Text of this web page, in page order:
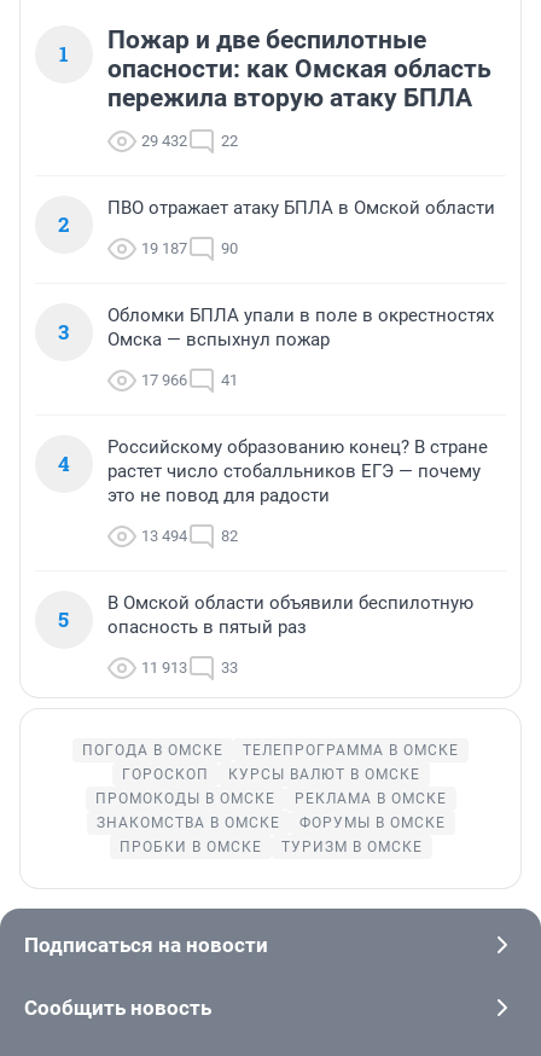
1
Пожар и две беспилотные
опасности: как Омская область
пережила вторую атаку БПЛА
29 432 22
2
ПВО отражает атаку БПЛА в Омской области
19 187 90
3
Обломки БПЛА упали в поле в окрестностях
Омска — вспыхнул пожар
17 966 41
4
Российскому образованию конец? В стране
растет число стобалльников ЕГЭ — почему
это не повод для радости
13 494 82
5
В Омской области объявили беспилотную
опасность в пятый раз
11 913 33
ПОГОДА В ОМСКЕ
ТЕЛЕПРОГРАММА В ОМСКЕ
ГОРОСКОП
КУРСЫ ВАЛЮТ В ОМСКЕ
ПРОМОКОДЫ В ОМСКЕ
РЕКЛАМА В ОМСКЕ
ЗНАКОМСТВА В ОМСКЕ
ФОРУМЫ В ОМСКЕ
ПРОБКИ В ОМСКЕ
ТУРИЗМ В ОМСКЕ
Подписаться на новости
Сообщить новость